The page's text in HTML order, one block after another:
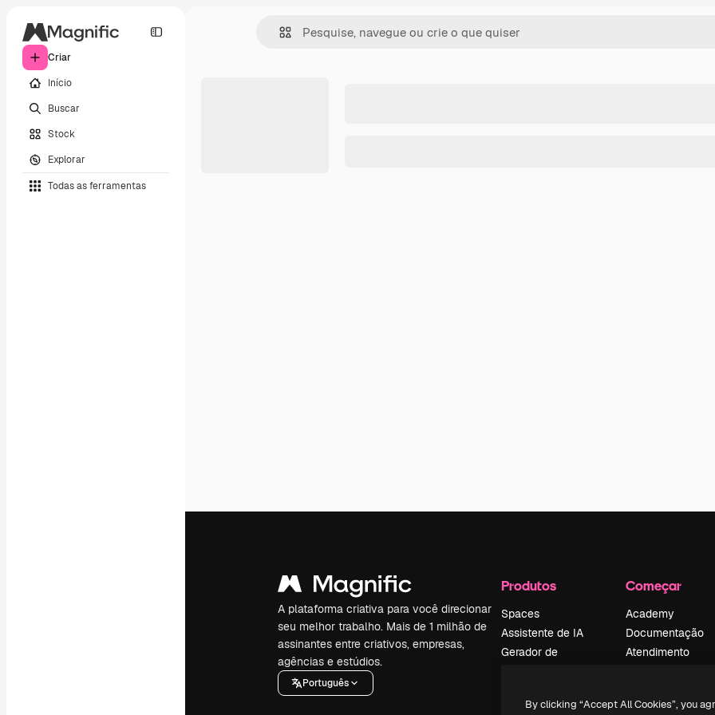
Criar
Início
Buscar
Stock
Explorar
Todas as ferramentas
A plataforma criativa para você direcionar
seu melhor trabalho. Mais de 1 milhão de
assinantes entre criativos, empresas,
agências e estúdios.
Português
Produtos
Spaces
Assistente de IA
Gerador de
Texto para voz
Começar
Academy
Documentação
Atendimento
Política de
By clicking “Accept All Cookies”, you